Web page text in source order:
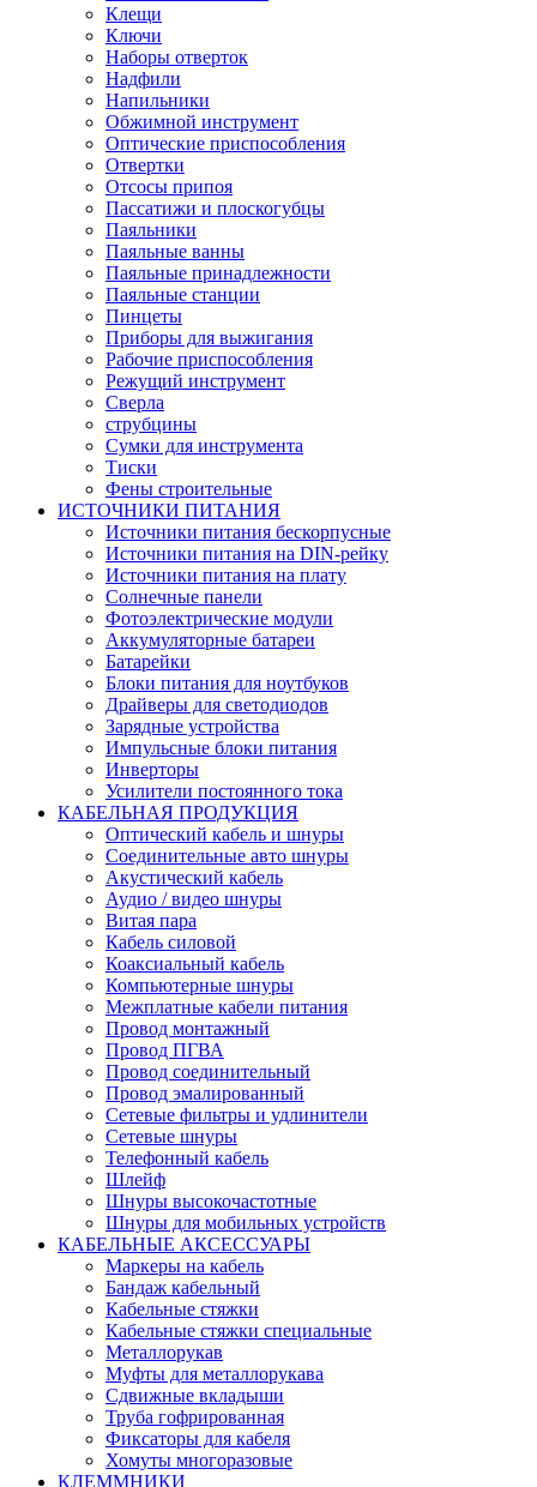
Клещи
Ключи
Наборы отверток
Надфили
Напильники
Обжимной инструмент
Оптические приспособления
Отвертки
Отсосы припоя
Пассатижи и плоскогубцы
Паяльники
Паяльные ванны
Паяльные принадлежности
Паяльные станции
Пинцеты
Приборы для выжигания
Рабочие приспособления
Режущий инструмент
Сверла
струбцины
Сумки для инструмента
Тиски
Фены строительные
ИСТОЧНИКИ ПИТАНИЯ
Источники питания бескорпусные
Источники питания на DIN-рейку
Источники питания на плату
Солнечные панели
Фотоэлектрические модули
Аккумуляторные батареи
Батарейки
Блоки питания для ноутбуков
Драйверы для светодиодов
Зарядные устройства
Импульсные блоки питания
Инверторы
Усилители постоянного тока
КАБЕЛЬНАЯ ПРОДУКЦИЯ
Оптический кабель и шнуры
Соединительные авто шнуры
Акустический кабель
Аудио / видео шнуры
Витая пара
Кабель силовой
Коаксиальный кабель
Компьютерные шнуры
Межплатные кабели питания
Провод монтажный
Провод ПГВА
Провод соединительный
Провод эмалированный
Сетевые фильтры и удлинители
Сетевые шнуры
Телефонный кабель
Шлейф
Шнуры высокочастотные
Шнуры для мобильных устройств
КАБЕЛЬНЫЕ АКСЕССУАРЫ
Маркеры на кабель
Бандаж кабельный
Кабельные стяжки
Кабельные стяжки специальные
Металлорукав
Муфты для металлорукава
Сдвижные вкладыши
Труба гофрированная
Фиксаторы для кабеля
Хомуты многоразовые
КЛЕММНИКИ